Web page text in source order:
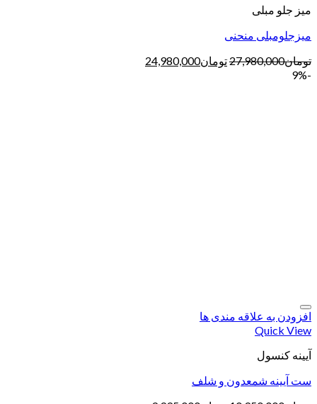
میز جلو مبلی
میزجلومبلی منحنی
تومان27,980,000تومان24,980,000
-9%
افزودن به علاقه مندی ها
Quick View
آیینه کنسول
ست آیینه شمعدون و شلف